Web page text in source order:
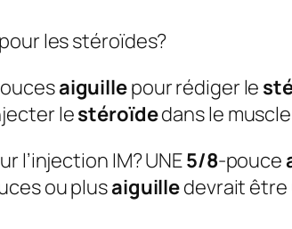
les stéroïdes?
aiguillepour rédiger le
lestéroïdedans le
l’injection IM?UNE5/8-pouce
ou plusaiguilledevrait être